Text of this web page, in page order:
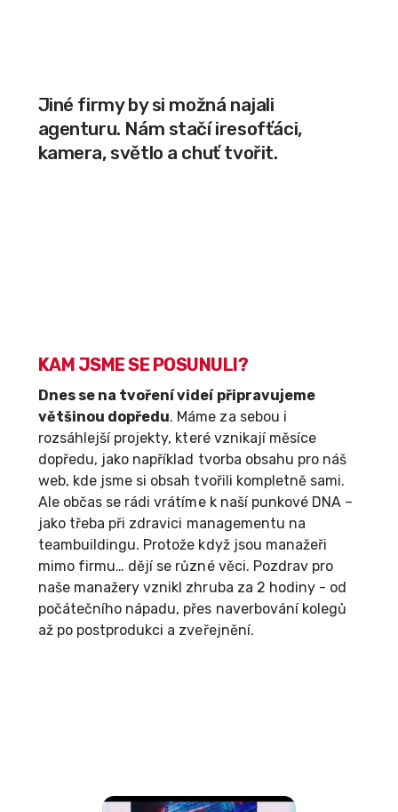
Jiné firmy by si možná najali
agenturu. Nám stačí iresofťáci,
kamera, světlo a chuť tvořit.
KAM JSME SE POSUNULI?
Dnes se na tvoření videí připravujeme
většinou dopředu. Máme za sebou i
rozsáhlejší projekty, které vznikají měsíce
dopředu, jako například tvorba obsahu pro náš
web, kde jsme si obsah tvořili kompletně sami.
Ale občas se rádi vrátíme k naší punkové DNA –
jako třeba při zdravici managementu na
teambuildingu. Protože když jsou manažeři
mimo firmu… dějí se různé věci. Pozdrav pro
naše manažery vznikl zhruba za 2 hodiny - od
počátečního nápadu, přes naverbování kolegů
až po postprodukci a zveřejnění.